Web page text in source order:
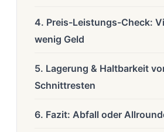
4. Preis-Leistungs-Check:
wenig Geld
5. Lagerung & Haltbarkeit
Schnittresten
6. Fazit: Abfall oder